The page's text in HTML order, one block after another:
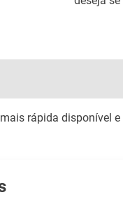
rápida disponível